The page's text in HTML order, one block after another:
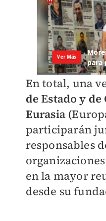
En total, una
de Estado y
Eurasia (
participarán
responsables
en la mayor
desde su